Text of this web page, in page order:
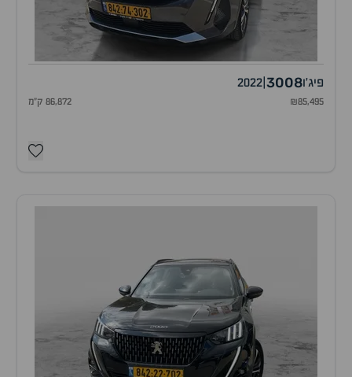
פיג'ו3008
2022
₪85,495 86,872 ק"מ